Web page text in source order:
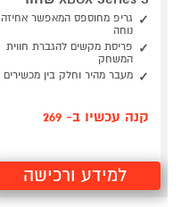
גריפ מחוספס המאפשר אחיזה
נוחה
פריסת מקשים להגברת חווית
המשחק
מעבר מהיר וחלק בין מכשירים
קנה עכשיו ב- 269
למידע ורכישה